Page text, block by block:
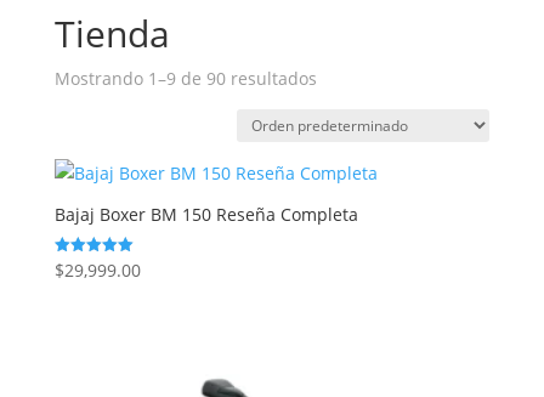
Tienda
Mostrando 1–9 de 90 resultados
Bajaj Boxer BM 150 Reseña Completa
Valorado
con
$29,999.00